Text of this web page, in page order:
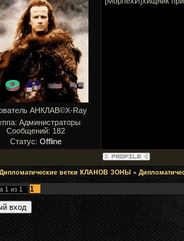
АНКЛАВ©X-Ray
Администраторы
Сообщений: 182
Статус: Offline
Дипломатические ветки КЛАНОВ ЗОНЫ »
1 из 1
1